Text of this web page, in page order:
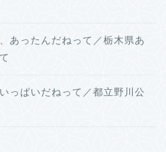
あったんだねって／栃木県あ
っぱいだねって／都立野川公